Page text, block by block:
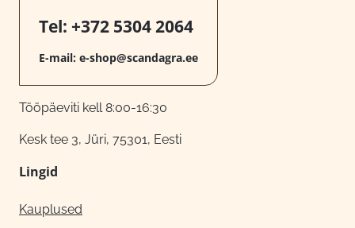
Tel: +372 5304 2064
E-mail: e-shop@scandagra.ee
Tööpäeviti kell 8:00-16:30
Kesk tee 3, Jüri, 75301, Eesti
Lingid
Kauplused